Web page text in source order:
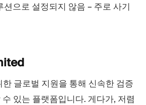
으로 설정되지 않음 – 주로 사기
글로벌 지원을 통해 신속한 검증
있는 플랫폼입니다. 게다가, 저렴